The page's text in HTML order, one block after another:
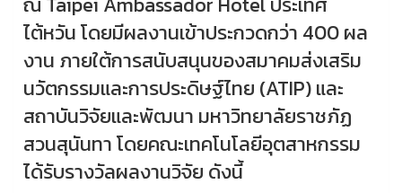
ไต้หวัน โดยมีผลงานเข้าประกวดกว่า 400 ผล
งาน ภายใต้การสนับสนุนของสมาคมส่งเสริม
นวัตกรรมและการประดิษฐ์ไทย (ATIP) และ
สถาบันวิจัยและพัฒนา มหาวิทยาลัยราชภัฏ
สวนสุนันทา โดยคณะเทคโนโลยีอุตสาหกรรม
ได้รับรางวัลผลงานวิจัย ดังนี้